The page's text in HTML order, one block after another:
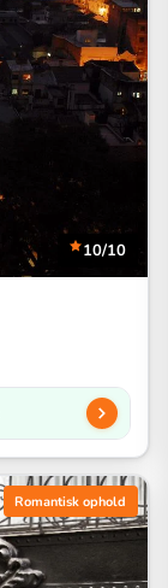
10/10
Romantisk ophold